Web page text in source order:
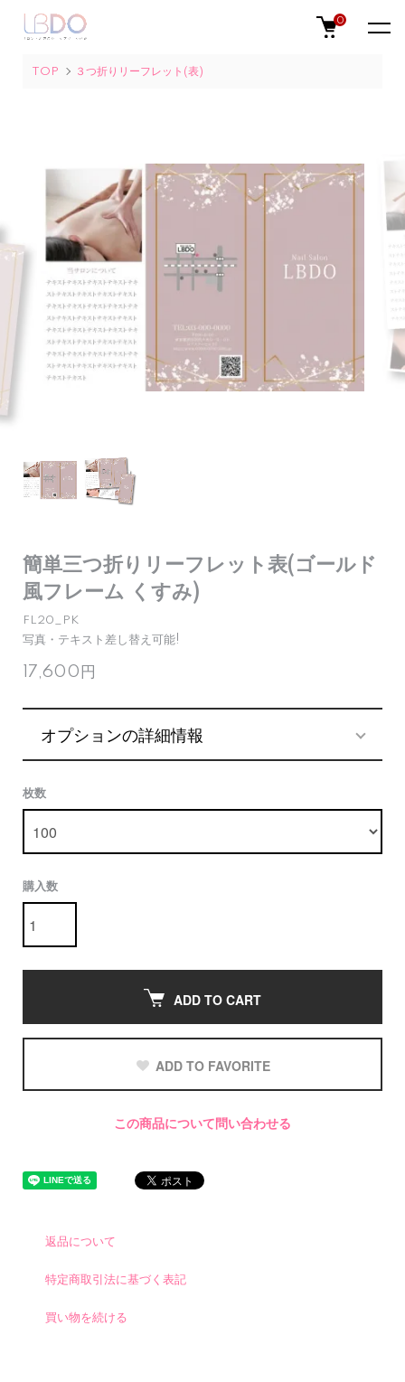
0
TOP ３つ折りリーフレット(表)
簡単三つ折りリーフレット表(ゴールド
風フレーム くすみ)
FL20_PK
写真・テキスト差し替え可能!
17,600円
オプションの詳細情報
枚数
購入数
ADD TO CART
ADD TO FAVORITE
この商品について問い合わせる
返品について
特定商取引法に基づく表記
買い物を続ける